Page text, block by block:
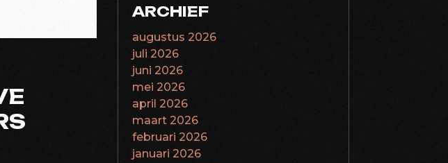
ARCHIEF
augustus 2026
juli 2026
juni 2026
mei 2026
april 2026
maart 2026
februari 2026
januari 2026